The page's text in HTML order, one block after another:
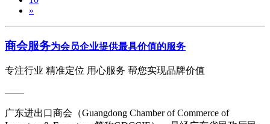
»
商会服务为会员企业提供最具价值的服务
专注行业 精准定位 用心服务 帮您实现品牌价值
——
广东进出口商会（Guangdong Chamber of Commerce of